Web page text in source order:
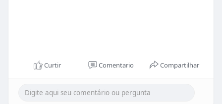
Curtir Comentario Compartilhar